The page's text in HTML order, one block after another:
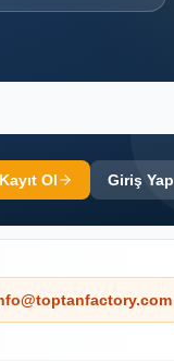
Kayıt Ol Giriş Yap